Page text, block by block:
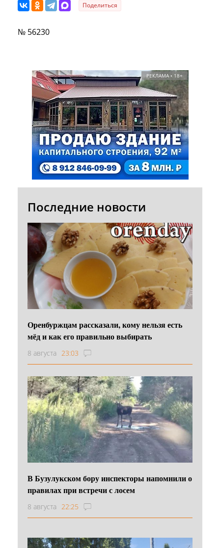
Поделиться
№ 56230
РЕКЛАМА • 18+
Последние новости
Оренбуржцам рассказали, кому нельзя есть
мёд и как его правильно выбирать
8 августа 23:03
В Бузулукском бору инспекторы напомнили о
правилах при встречи с лосем
8 августа 22:25